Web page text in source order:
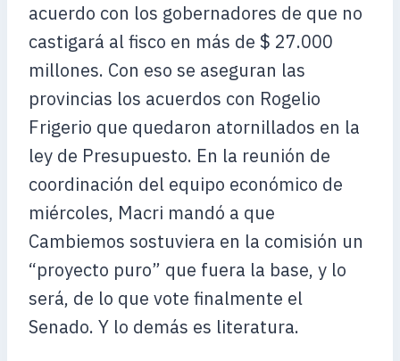
acuerdo con los gobernadores de que no
castigará al fisco en más de $ 27.000
millones. Con eso se aseguran las
provincias los acuerdos con Rogelio
Frigerio que quedaron atornillados en la
ley de Presupuesto. En la reunión de
coordinación del equipo económico de
miércoles, Macri mandó a que
Cambiemos sostuviera en la comisión un
“proyecto puro” que fuera la base, y lo
será, de lo que vote finalmente el
Senado. Y lo demás es literatura.